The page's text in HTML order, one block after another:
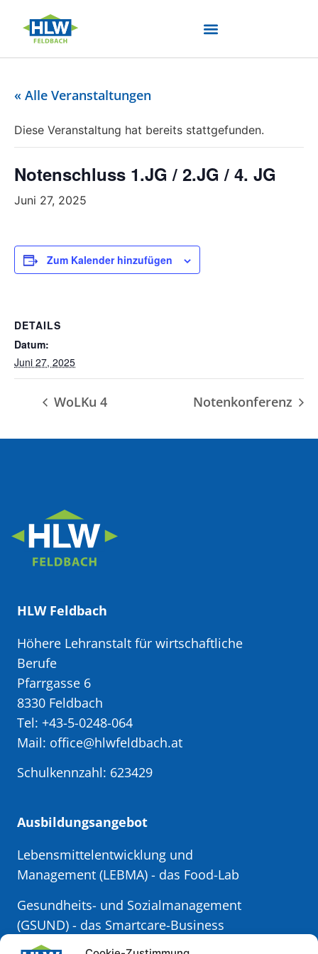
« Alle Veranstaltungen
Diese Veranstaltung hat bereits stattgefunden.
Notenschluss 1.JG / 2.JG / 4. JG
Juni 27, 2025
Zum Kalender hinzufügen
DETAILS
Datum:
Juni 27, 2025
WoLKu 4 Notenkonferenz
HLW Feldbach
Höhere Lehranstalt für wirtschaftliche
Berufe
Pfarrgasse 6
8330 Feldbach
Tel: +43-5-0248-064
Mail: office@hlwfeldbach.at
Schulkennzahl: 623429
Ausbildungsangebot
Lebensmittelentwicklung und
Management (LEBMA) - das Food-Lab
Gesundheits- und Sozialmanagement
(GSUND) - das Smartcare-Business